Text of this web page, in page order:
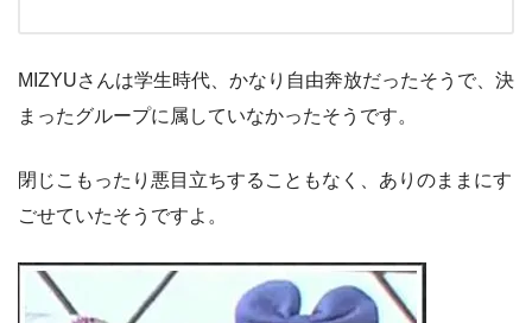
MIZYUさんは学生時代、かなり自由奔放だったそうで、決
まったグループに属していなかったそうです。
閉じこもったり悪目立ちすることもなく、ありのままにす
ごせていたそうですよ。